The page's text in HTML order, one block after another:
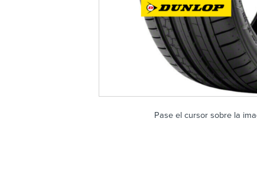
Pase el cursor sobre la